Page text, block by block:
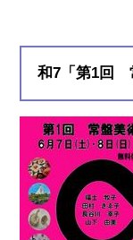
和7「第1回